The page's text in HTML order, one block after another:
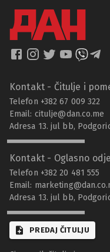
Kontakt - Čitulje i
Telefon +382 67 009 322
Email: citulje@dan.co.me
Adresa 13. jul bb,
Kontakt - Oglasno
Telefon +382 20 481 555
Email:
Adresa 13. jul bb,
PREDAJ ČITULJU